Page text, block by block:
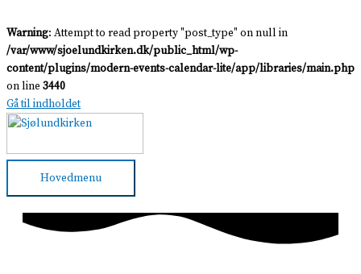
Warning: Attempt to read property "post_type" on null in
/var/www/sjoelundkirken.dk/public_html/wp-
content/plugins/modern-events-calendar-lite/app/libraries/main.php
on line 3440
Gå til indholdet
Hovedmenu